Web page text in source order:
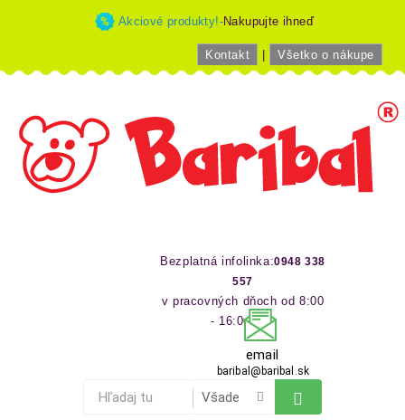
Akciové produkty!-Nakupujte ihneď
Kontakt Všetko o nákupe
Bezplatná infolinka:0948 338
557
v pracovných dňoch od 8:00
- 16:00 hod
email
baribal@baribal.sk